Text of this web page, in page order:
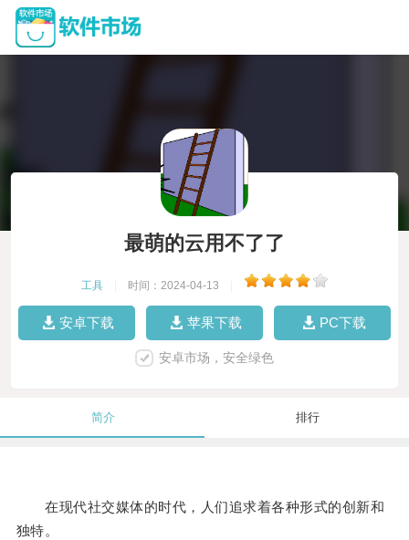
最萌的云用不了了
工具 时间：2024-04-13
安卓下载 苹果下载 PC下载
安卓市场，安全绿色
简介 排行
在现代社交媒体的时代，人们追求着各种形式的创新和
独特。